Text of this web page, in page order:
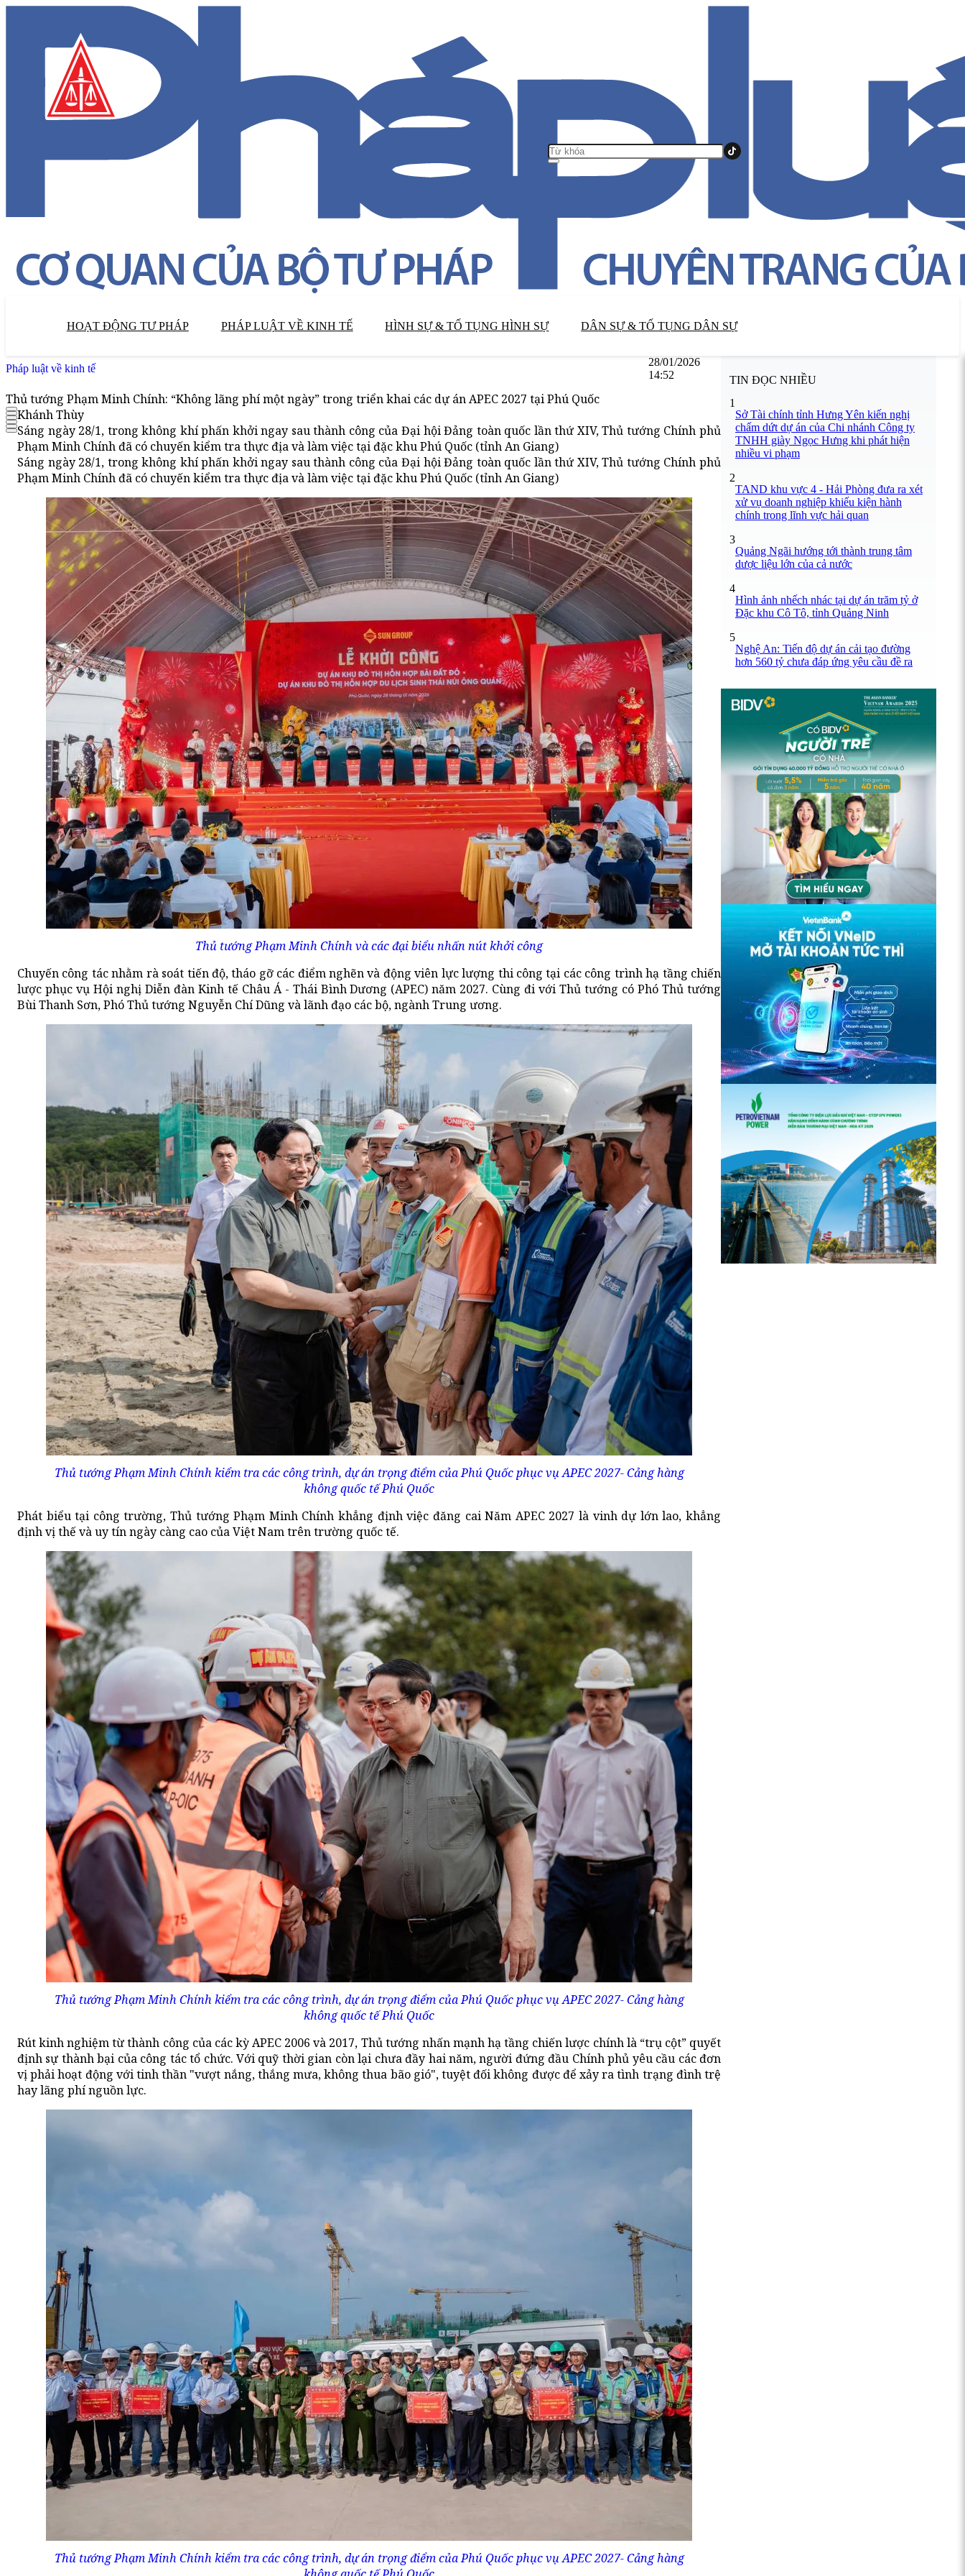
HOẠT ĐỘNG TƯ PHÁP PHÁP LUẬT VỀ KINH TẾ HÌNH SỰ & TỐ TỤNG HÌNH SỰ DÂN SỰ & TỐ TỤNG DÂN SỰ
Pháp luật về kinh tế
28/01/2026
14:52
Thủ tướng Phạm Minh Chính: “Không lãng phí một ngày” trong triển khai các dự án APEC 2027 tại Phú Quốc
Khánh Thùy
Sáng ngày 28/1, trong không khí phấn khởi ngay sau thành công của Đại hội Đảng toàn quốc lần thứ XIV, Thủ tướng Chính phủ
Phạm Minh Chính đã có chuyến kiểm tra thực địa và làm việc tại đặc khu Phú Quốc (tỉnh An Giang)
Sáng ngày 28/1, trong không khí phấn khởi ngay sau thành công của Đại hội Đảng toàn quốc lần thứ XIV, Thủ tướng Chính phủ
Phạm Minh Chính đã có chuyến kiểm tra thực địa và làm việc tại đặc khu Phú Quốc (tỉnh An Giang)
Thủ tướng Phạm Minh Chính và các đại biểu nhấn nút khởi công
Chuyến công tác nhằm rà soát tiến độ, tháo gỡ các điểm nghẽn và động viên lực lượng thi công tại các công trình hạ tầng chiến
lược phục vụ Hội nghị Diễn đàn Kinh tế Châu Á - Thái Bình Dương (APEC) năm 2027. Cùng đi với Thủ tướng có Phó Thủ tướng
Bùi Thanh Sơn, Phó Thủ tướng Nguyễn Chí Dũng và lãnh đạo các bộ, ngành Trung ương.
Thủ tướng Phạm Minh Chính kiểm tra các công trình, dự án trọng điểm của Phú Quốc phục vụ APEC 2027- Cảng hàng
không quốc tế Phú Quốc
Phát biểu tại công trường, Thủ tướng Phạm Minh Chính khẳng định việc đăng cai Năm APEC 2027 là vinh dự lớn lao, khẳng
định vị thế và uy tín ngày càng cao của Việt Nam trên trường quốc tế.
Thủ tướng Phạm Minh Chính kiểm tra các công trình, dự án trọng điểm của Phú Quốc phục vụ APEC 2027- Cảng hàng
không quốc tế Phú Quốc
Rút kinh nghiệm từ thành công của các kỳ APEC 2006 và 2017, Thủ tướng nhấn mạnh hạ tầng chiến lược chính là “trụ cột” quyết
định sự thành bại của công tác tổ chức. Với quỹ thời gian còn lại chưa đầy hai năm, người đứng đầu Chính phủ yêu cầu các đơn
vị phải hoạt động với tinh thần "vượt nắng, thắng mưa, không thua bão gió", tuyệt đối không được để xảy ra tình trạng đình trệ
hay lãng phí nguồn lực.
Thủ tướng Phạm Minh Chính kiểm tra các công trình, dự án trọng điểm của Phú Quốc phục vụ APEC 2027- Cảng hàng
TIN ĐỌC NHIỀU
1
Sở Tài chính tỉnh Hưng Yên kiến nghị
chấm dứt dự án của Chi nhánh Công ty
TNHH giày Ngọc Hưng khi phát hiện
nhiều vi phạm
2
TAND khu vực 4 - Hải Phòng đưa ra xét
xử vụ doanh nghiệp khiếu kiện hành
chính trong lĩnh vực hải quan
3
Quảng Ngãi hướng tới thành trung tâm
dược liệu lớn của cả nước
4
Hình ảnh nhếch nhác tại dự án trăm tỷ ở
Đặc khu Cô Tô, tỉnh Quảng Ninh
5
Nghệ An: Tiến độ dự án cải tạo đường
hơn 560 tỷ chưa đáp ứng yêu cầu đề ra